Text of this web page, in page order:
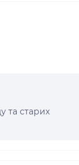
та старих